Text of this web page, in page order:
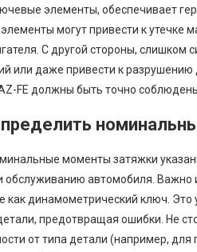
элементы, обеспечивает
могут привести к
С другой стороны,
или даже привести к
FE должны быть точно
моменты затяжки
обслуживанию автомобиля.
как динамометрический ключ.
предотвращая ошибки. Не
от типа детали (например,